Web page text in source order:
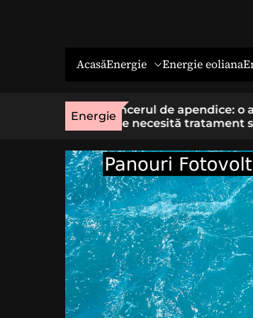
AcasăEnergie Energie eoliana
Energie
afecțiune rară
Economia socială: o
cei care vor un loc de